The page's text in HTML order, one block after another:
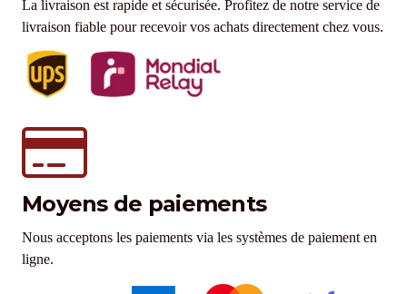
La livraison est rapide et sécurisée. Profitez de notre service de
livraison fiable pour recevoir vos achats directement chez vous.
Moyens de paiements
Nous acceptons les paiements via les systèmes de paiement en
ligne.